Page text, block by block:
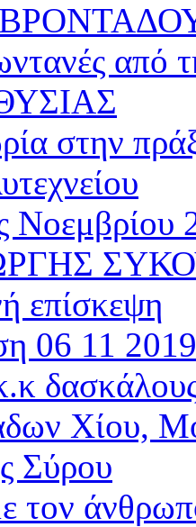
από
στην
Νοεμβρίου
επίσκεψη
06 11 2019
Χίου,
Σύρου
τον